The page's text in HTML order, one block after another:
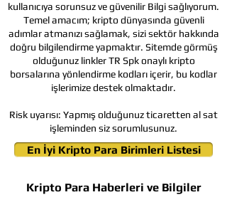
Kripto Para Haberleri ve Bilgiler
En İyi Kripto Para Birimleri Listesi
kullanıcıya sorunsuz ve güvenilir Bilgi sağlıyorum.
Temel amacım; kripto dünyasında güvenli
adımlar atmanızı sağlamak, sizi sektör hakkında
doğru bilgilendirme yapmaktır. Sitemde görmüş
olduğunuz linkler TR Spk onaylı kripto
borsalarına yönlendirme kodları içerir, bu kodlar
işlerimize destek olmaktadır.
Risk uyarısı: Yapmış olduğunuz ticaretten al sat
işleminden siz sorumlusunuz.